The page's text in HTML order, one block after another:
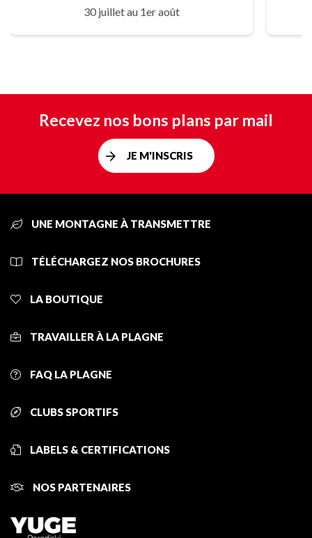
30 juillet au 1er août
Recevez nos bons plans par mail
JE M'INSCRIS
UNE MONTAGNE À TRANSMETTRE
TÉLÉCHARGEZ NOS BROCHURES
LA BOUTIQUE
TRAVAILLER À LA PLAGNE
FAQ LA PLAGNE
CLUBS SPORTIFS
LABELS & CERTIFICATIONS
NOS PARTENAIRES